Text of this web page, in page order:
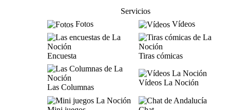
Servicios
Fotos
Vídeos
Encuesta Tiras cómicas
Las Columnas
Vídeos La Noción